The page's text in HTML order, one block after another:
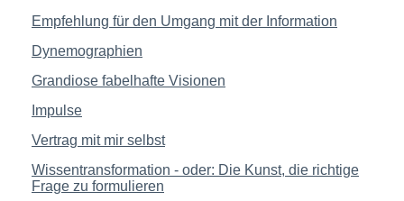
Empfehlung für den Umgang mit der Information
Dynemographien
Grandiose fabelhafte Visionen
Impulse
Vertrag mit mir selbst
Wissentransformation - oder: Die Kunst, die richtige
Frage zu formulieren